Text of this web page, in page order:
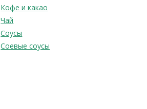
Кофе и какао
Чай
Соусы
Соевые соусы